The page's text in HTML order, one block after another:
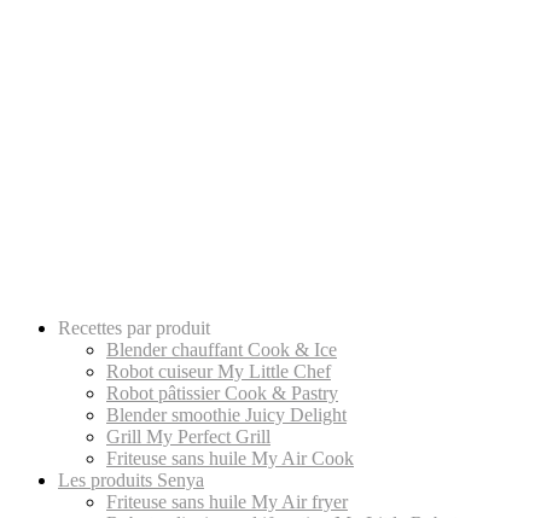
Recettes par produit
Blender chauffant Cook & Ice
Robot cuiseur My Little Chef
Robot pâtissier Cook & Pastry
Blender smoothie Juicy Delight
Grill My Perfect Grill
Friteuse sans huile My Air Cook
Les produits Senya
Friteuse sans huile My Air fryer